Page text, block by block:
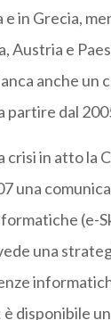
e in Grecia,
Austria e
anche un
partire dal
in atto la
una
(e-
una
disponibile